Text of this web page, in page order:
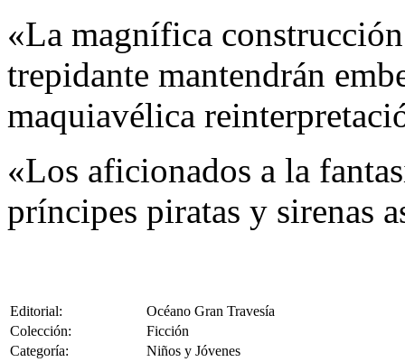
«La magnífica
trepidante mantendrán
maquiavélica
«Los aficionados a la
príncipes piratas y sirenas
Editorial:
Océano Gran Travesía
Colección:
Ficción
Categoría:
Niños y Jóvenes